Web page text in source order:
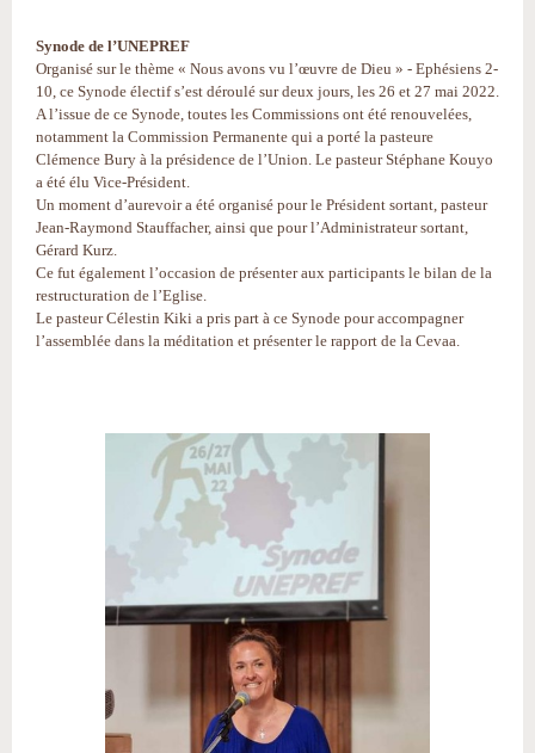
Synode de l’UNEPREF
Organisé sur le thème « Nous avons vu l’œuvre de Dieu » - Ephésiens 2-
10, ce Synode électif s’est déroulé sur deux jours, les 26 et 27 mai 2022.
A l’issue de ce Synode, toutes les Commissions ont été renouvelées,
notamment la Commission Permanente qui a porté la pasteure
Clémence Bury à la présidence de l’Union. Le pasteur Stéphane Kouyo
a été élu Vice-Président.
Un moment d’aurevoir a été organisé pour le Président sortant, pasteur
Jean-Raymond Stauffacher, ainsi que pour l’Administrateur sortant,
Gérard Kurz.
Ce fut également l’occasion de présenter aux participants le bilan de la
restructuration de l’Eglise.
Le pasteur Célestin Kiki a pris part à ce Synode pour accompagner
l’assemblée dans la méditation et présenter le rapport de la Cevaa.